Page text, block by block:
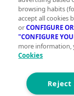
Aviso Legal
Condiciones de uso
Politica de
Política de cookies
browsing habits
accept all cookies
orCONFIGURE
"CONFIGURE
more information,
Cookies
Reject